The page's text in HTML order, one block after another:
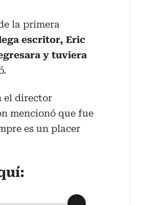
la primera
escritor, Eric
y tuviera
el director
mencionó que fue
es un placer